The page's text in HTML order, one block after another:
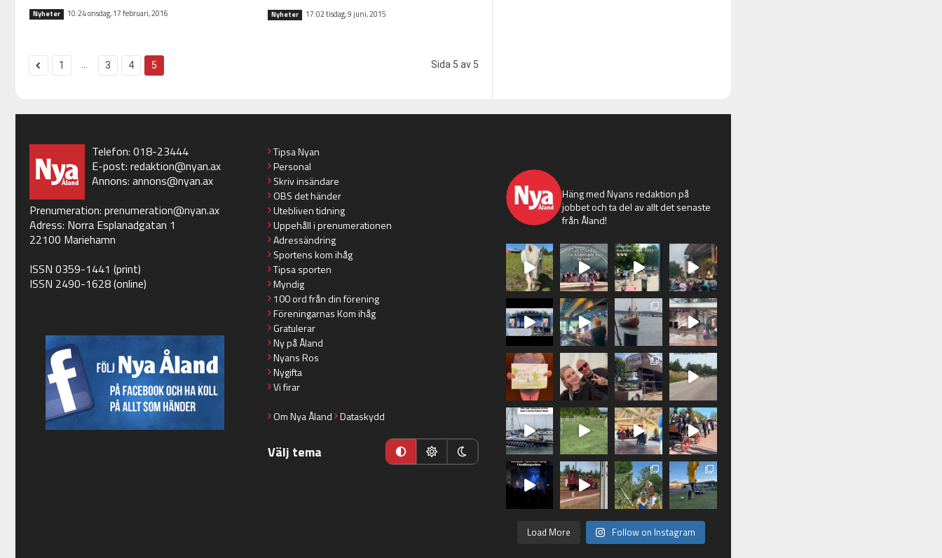
Nyheter 10:24 onsdag, 17 februari, 2016 Nyheter 17:02 tisdag, 9 juni, 2015
1 ... 3 4 5 Sida 5 av 5
Telefon: 018-23444
E-post: redaktion@nyan.ax
Annons: annons@nyan.ax
Prenumeration: prenumeration@nyan.ax
Adress: Norra Esplanadgatan 1
22100 Mariehamn
ISSN 0359-1441 (print)
ISSN 2490-1628 (online)
Tipsa Nyan
Personal
Skriv insändare
OBS det händer
Utebliven tidning
Uppehåll i prenumerationen
Adressändring
Sportens kom ihåg
Tipsa sporten
Myndig
100 ord från din förening
Föreningarnas Kom ihåg
Gratulerar
Ny på Åland
Nyans Ros
Nygifta
Vi firar
Om Nya Åland Dataskydd
Välj tema
Häng med Nyans redaktion på
jobbet och ta del av allt det senaste
från Åland!
Load More Follow on Instagram